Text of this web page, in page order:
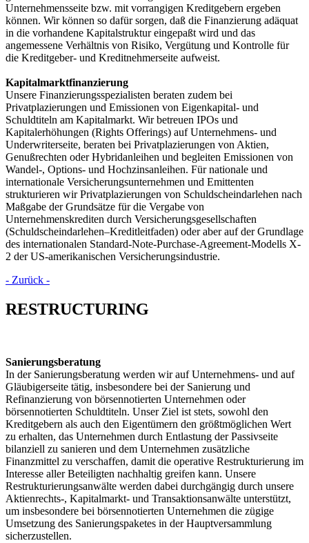
Unternehmensseite bzw. mit vorrangigen Kreditgebern ergeben
können. Wir können so dafür sorgen, daß die Finanzierung adäquat
in die vorhandene Kapitalstruktur eingepaßt wird und das
angemessene Verhältnis von Risiko, Vergütung und Kontrolle für
die Kreditgeber- und Kreditnehmerseite aufweist.
Kapitalmarktfinanzierung
Unsere Finanzierungsspezialisten beraten zudem bei
Privatplazierungen und Emissionen von Eigenkapital- und
Schuldtiteln am Kapitalmarkt. Wir betreuen IPOs und
Kapitalerhöhungen (Rights Offerings) auf Unternehmens- und
Underwriterseite, beraten bei Privatplazierungen von Aktien,
Genußrechten oder Hybridanleihen und begleiten Emissionen von
Wandel-, Options- und Hochzinsanleihen. Für nationale und
internationale Versicherungsunternehmen und Emittenten
strukturieren wir Privatplazierungen von Schuldscheindarlehen nach
Maßgabe der Grundsätze für die Vergabe von
Unternehmenskrediten durch Versicherungsgesellschaften
(Schuldscheindarlehen–Kreditleitfaden) oder aber auf der Grundlage
des internationalen Standard-Note-Purchase-Agreement-Modells X-
2 der US-amerikanischen Versicherungsindustrie.
- Zurück -
RESTRUCTURING
Sanierungsberatung
In der Sanierungsberatung werden wir auf Unternehmens- und auf
Gläubigerseite tätig, insbesondere bei der Sanierung und
Refinanzierung von börsennotierten Unternehmen oder
börsennotierten Schuldtiteln. Unser Ziel ist stets, sowohl den
Kreditgebern als auch den Eigentümern den größtmöglichen Wert
zu erhalten, das Unternehmen durch Entlastung der Passivseite
bilanziell zu sanieren und dem Unternehmen zusätzliche
Finanzmittel zu verschaffen, damit die operative Restrukturierung im
Interesse aller Beteiligten nachhaltig greifen kann. Unsere
Restrukturierungsanwälte werden dabei durchgängig durch unsere
Aktienrechts-, Kapitalmarkt- und Transaktionsanwälte unterstützt,
um insbesondere bei börsennotierten Unternehmen die zügige
Umsetzung des Sanierungspaketes in der Hauptversammlung
sicherzustellen.